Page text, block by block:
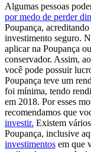
Algumas pessoas
por medo de perder
Poupança,
investimento seguro.
aplicar na Poupança
conservador. Assim,
você pode possuir
Poupança teve um
foi mínima, tendo
em 2018. Por esses
recomendamos que
investir. Existem
Poupança, inclusive
investimentos em que